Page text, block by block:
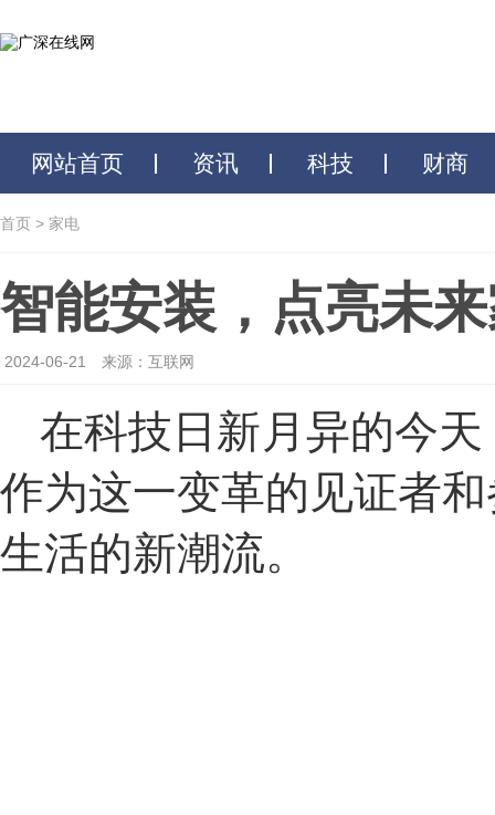
网站首页 资讯 科技 财商
首页 > 家电
智能安装，点亮未
2024-06-21 来源：互联网
在科技日新月异的今
作为这一变革的见证者
生活的新潮流。